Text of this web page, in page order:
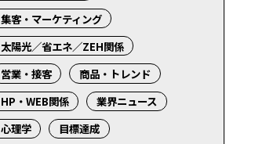
集客・マーケティング
太陽光／省エネ／ZEH関係
営業・接客
商品・トレンド
HP・WEB関係
業界ニュース
心理学
目標達成